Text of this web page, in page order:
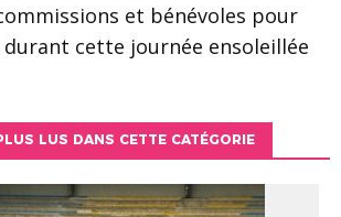
et bénévoles pour
durant cette journée ensoleillée
LUS DANS CETTE CATÉGORIE